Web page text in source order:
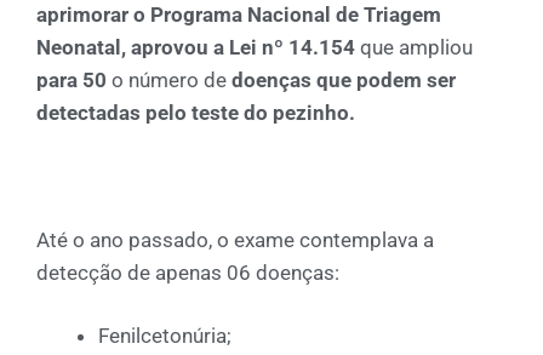
aprimorar o Programa Nacional de Triagem
Neonatal, aprovou a Lei nº 14.154 que ampliou
para 50 o número de doenças que podem ser
detectadas pelo teste do pezinho.
Até o ano passado, o exame contemplava a
detecção de apenas 06 doenças:
Fenilcetonúria;